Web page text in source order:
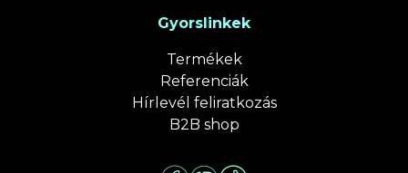
Gyorslinkek
Termékek
Referenciák
Hírlevél feliratkozás
B2B shop